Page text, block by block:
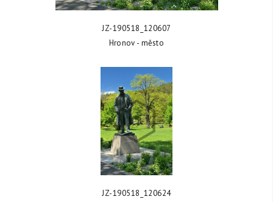
ZOBRAZIT FOTKU
JZ-190518_120607
Hronov - město
ZOBRAZIT FOTKU
JZ-190518_120624